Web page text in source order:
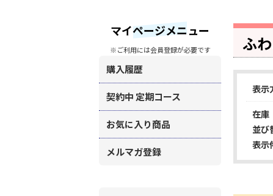
マイページメニュー
※ご利用には会員登録が必要です
購入履歴
契約中 定期コース
お気に入り商品
メルマガ登録
ふ
表示
在庫
並び
表示